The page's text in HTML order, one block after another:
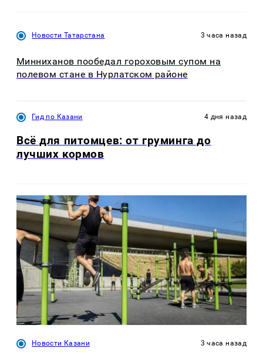
Новости Татарстана 3 часа назад
Минниханов пообедал гороховым супом на
полевом стане в Нурлатском районе
Гид по Казани 4 дня назад
Всё для питомцев: от груминга до
лучших кормов
Новости Казани 3 часа назад